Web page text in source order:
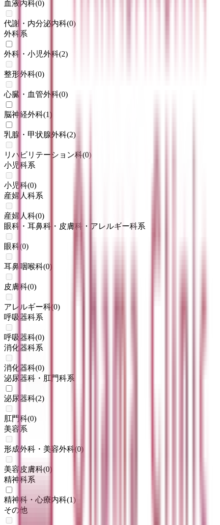
血液内科(0)
代謝・内分泌内科(0)
外科系
外科・小児外科(2)
整形外科(0)
心臓・血管外科(0)
脳神経外科(1)
乳腺・甲状腺外科(2)
リハビリテーション科(0)
小児科系
小児科(0)
産婦人科系
産婦人科(0)
眼科・耳鼻科・皮膚科・アレルギー科系
眼科(0)
耳鼻咽喉科(0)
皮膚科(0)
アレルギー科(0)
呼吸器科系
呼吸器科(0)
消化器科系
消化器科(0)
泌尿器科・肛門科系
泌尿器科(2)
肛門科(0)
美容系
形成外科・美容外科(0)
美容皮膚科(0)
精神科系
精神科・心療内科(1)
その他